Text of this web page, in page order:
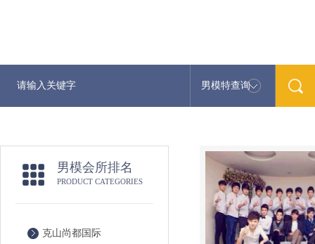
男模特查询
男模会所排名
PRODUCT CATEGORIES
克山尚都国际